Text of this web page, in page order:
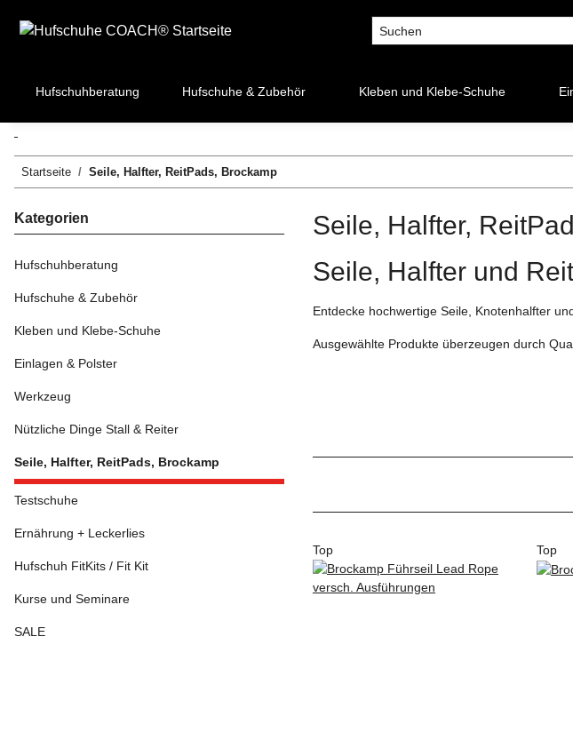
Hufschuhberatung Hufschuhe & Zubehör Kleben und Klebe-Schuhe
Startseite Seile, Halfter, ReitPads, Brockamp
Seile, Halfter,
Seile, Halfter und
Entdecke hochwertige Seile, Knotenhalfter
Ausgewählte Produkte überzeugen durch
Top Top
Kategorien
Hufschuhberatung
Hufschuhe & Zubehör
Kleben und Klebe-Schuhe
Einlagen & Polster
Werkzeug
Nützliche Dinge Stall & Reiter
Seile, Halfter, ReitPads, Brockamp
Testschuhe
Ernährung + Leckerlies
Hufschuh FitKits / Fit Kit
Kurse und Seminare
SALE